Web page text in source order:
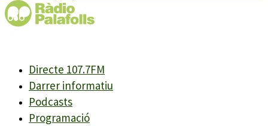
Directe 107.7FM
Darrer informatiu
Podcasts
Programació